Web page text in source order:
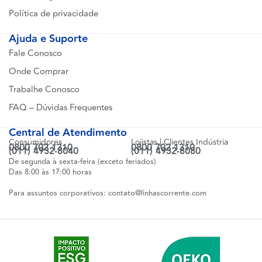
Política de privacidade
Ajuda e Suporte
Fale Conosco
Onde Comprar
Trabalhe Conosco
FAQ – Dúvidas Frequentes
Central de Atendimento
Consumidores
0800 702 1310
(011) 4932-8040
Lojistas | Clientes Indústria
0800 702 1310
(011) 4932-8080
De segunda à sexta-feira (exceto feriados)
Das 8:00 às 17:00 horas
Para assuntos corporativos: contato@linhascorrente.com